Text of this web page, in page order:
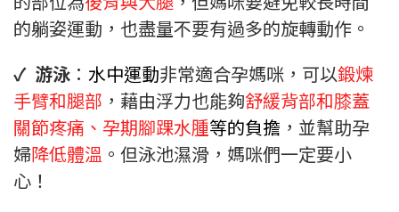
的躺姿運動，也盡量不要有過多的旋轉動作。
✓ 游泳 ： 水中運動非常適合孕媽咪，可以鍛煉
手臂和腿部 ，藉由浮力也能夠舒緩背部和膝蓋
關節疼痛、孕期腳踝水腫等的負擔 ，並幫助孕
婦降低體溫 。但泳池濕滑，媽咪們一定要小
心！